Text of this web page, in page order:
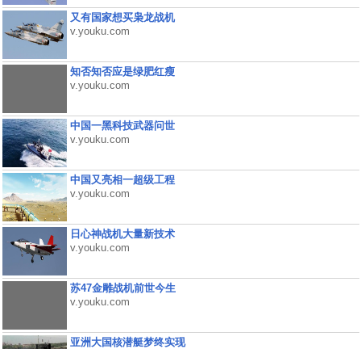
又有国家想买枭龙战机
v.youku.com
知否知否应是绿肥红瘦
v.youku.com
中国一黑科技武器问世
v.youku.com
中国又亮相一超级工程
v.youku.com
日心神战机大量新技术
v.youku.com
苏47金雕战机前世今生
v.youku.com
亚洲大国核潜艇梦终实现